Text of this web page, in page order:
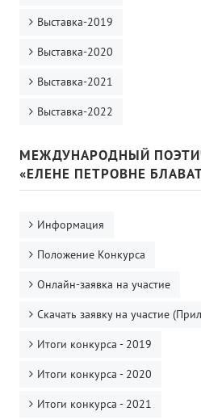
Выставка-2019
Выставка-2020
Выставка-2021
Выставка-2022
МЕЖДУНАРОДНЫЙ
«ЕЛЕНЕ ПЕТРОВНЕ
Информация
Положение Конкурса
Онлайн-заявка на участие
Скачать заявку на участие
Итоги конкурса - 2019
Итоги конкурса - 2020
Итоги конкурса - 2021